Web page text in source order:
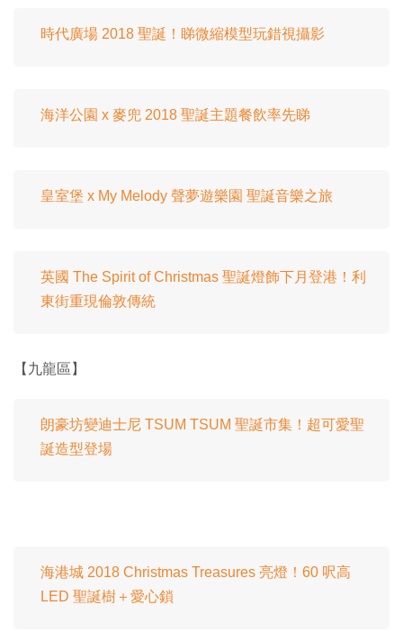
時代廣場 2018 聖誕！睇微縮模型玩錯視攝影
海洋公園 x 麥兜 2018 聖誕主題餐飲率先睇
皇室堡 x My Melody 聲夢遊樂園 聖誕音樂之旅
英國 The Spirit of Christmas 聖誕燈飾下月登港！利
東街重現倫敦傳統
【九龍區】
朗豪坊變迪士尼 TSUM TSUM 聖誕市集！超可愛聖
誕造型登場
海港城 2018 Christmas Treasures 亮燈！60 呎高
LED 聖誕樹＋愛心鎖